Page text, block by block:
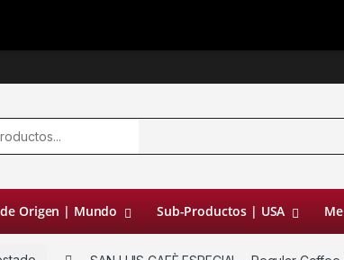
Origen | Mundo Sub-Productos | USA